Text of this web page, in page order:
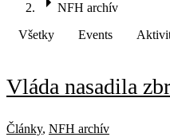
NFH archív
Všetky
Events
Vláda nasadila
Články, NFH archív